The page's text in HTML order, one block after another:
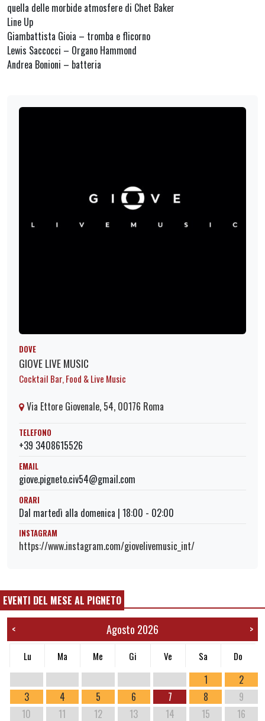
quella delle morbide atmosfere di Chet Baker
Line Up
Giambattista Gioia – tromba e flicorno
Lewis Saccocci – Organo Hammond
Andrea Bonioni – batteria
DOVE
GIOVE LIVE MUSIC
Cocktail Bar, Food & Live Music
Via Ettore Giovenale, 54, 00176 Roma
TELEFONO
+39 3408615526
EMAIL
giove.pigneto.civ54@gmail.com
ORARI
Dal martedì alla domenica | 18:00 - 02:00
INSTAGRAM
https://www.instagram.com/giovelivemusic_int/
EVENTI DEL MESE AL PIGNETO
< Agosto 2026 >
Lu Ma Me Gi Ve Sa Do
1
2
3
4 5 6 7 8
9
10
11 12 13 14 15 16